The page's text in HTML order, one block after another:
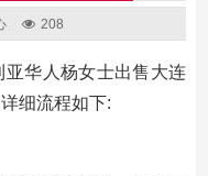
208
华人杨女士出售大连
细流程如下: